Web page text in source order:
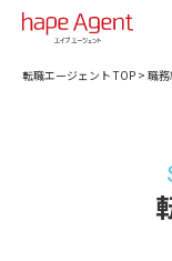
転職エージェント TOP > 職